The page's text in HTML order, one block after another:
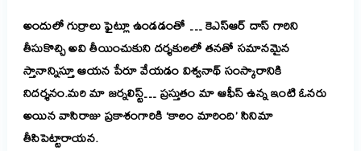
అందులో గుర్రాలు ఫైట్లూ ఉండడంతో … కెఎస్ఆర్ దాస్ గారిని
తీసుకొచ్చి అవి తీయించుకుని దర్శకులలో తనతో సమానమైన
స్తానాన్నిస్తూ ఆయన పేరూ వేయడం విశ్వనాథ్ సంస్కారానికి
నిదర్శనం.మరి మా జర్నలిస్ట్… ప్రస్తుతం మా ఆఫీస్ ఉన్న ఇంటి ఓనరు
అయిన వాసిరాజు ప్రకాశంగారికి ‘కాలం మారింది’ సినిమా
తీసిపెట్టారాయన.